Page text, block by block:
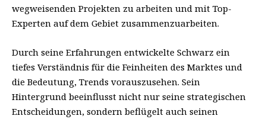
wegweisenden Projekten zu arbeiten und mit Top-
Experten auf dem Gebiet zusammenzuarbeiten.
Durch seine Erfahrungen entwickelte Schwarz ein
tiefes Verständnis für die Feinheiten des Marktes und
die Bedeutung, Trends vorauszusehen. Sein
Hintergrund beeinflusst nicht nur seine strategischen
Entscheidungen, sondern beflügelt auch seinen